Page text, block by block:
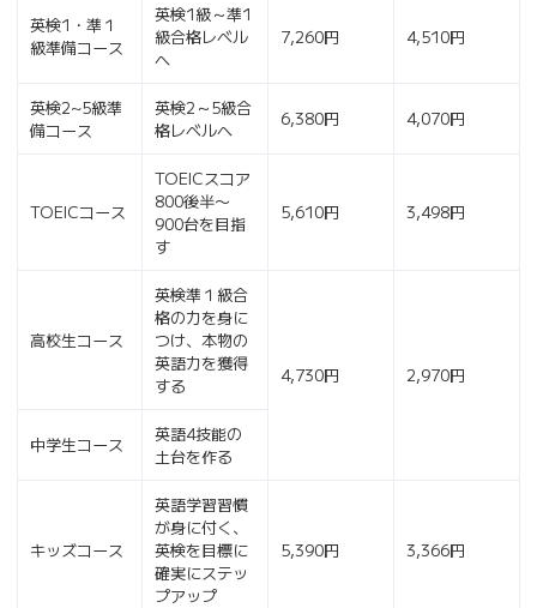
英検1・準１
級準備コース
英検1級～準1
級合格レベル
へ
7,260円 4,510円
英検2~5級準
備コース
英検2～5級合
格レベルへ
6,380円 4,070円
TOEICコース
TOEICスコア
800後半〜
900台を目指
す
5,610円 3,498円
高校生コース
英検準１級合
格の力を身に
つけ、本物の
英語力を獲得
する
4,730円 2,970円
中学生コース
英語4技能の
土台を作る
キッズコース
英語学習習慣
が身に付く、
英検を目標に
確実にステッ
プアップ
5,390円 3,366円